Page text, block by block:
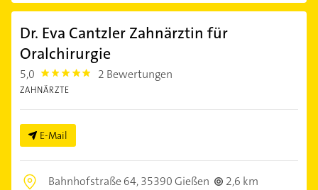
Dr. Eva Cantzler Zahnärztin für
Oralchirurgie
5,0 5.0 2 Bewertungen
ZAHNÄRZTE
E-Mail
Bahnhofstraße 64,35390 Gießen
2,6 km